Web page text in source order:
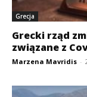
Grecja
Grecki rząd
związane z
Marzena Mavridis -